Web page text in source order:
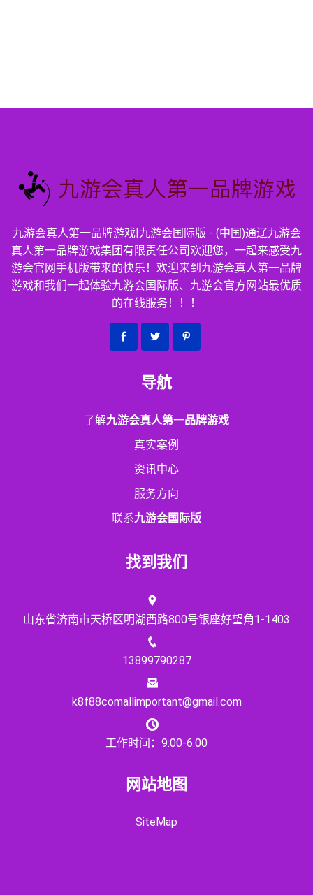
九游会真人第一品牌游戏|九游会国际版 - (中国)通辽九游会
真人第一品牌游戏集团有限责任公司欢迎您，一起来感受九
游会官网手机版带来的快乐！欢迎来到九游会真人第一品牌
游戏和我们一起体验九游会国际版、九游会官方网站最优质
的在线服务！！！
导航
了解九游会真人第一品牌游戏
真实案例
资讯中心
服务方向
联系九游会国际版
找到我们
山东省济南市天桥区明湖西路800号银座好望角1-1403
13899790287
k8f88comallimportant@gmail.com
工作时间：9:00-6:00
网站地图
SiteMap